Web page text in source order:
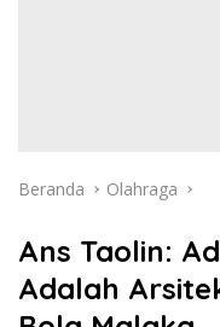
Beranda Olahraga
Ans Taolin:
Adalah